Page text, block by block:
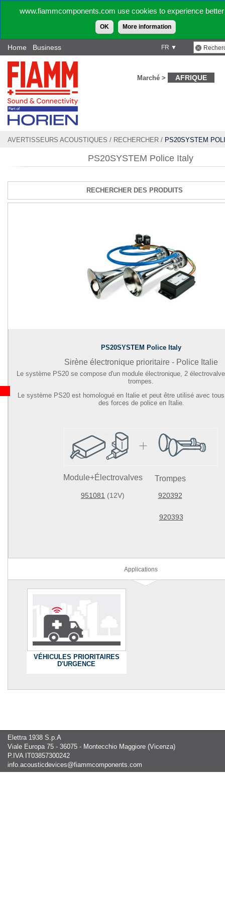
www.fiammcomponents.com use cookies to experience
OK More information
FR ▼
Home Business
Marché > AFRIQUE
AVERTISSEURS ACOUSTIQUES / RECHERCHER / PS20SYSTEM
PS20SYSTEM Police Italy
RECHERCHER DES PRODUITS
PS20SYSTEM Police Italy
Sirène électronique prioritaire - Police Italie
Le système PS20 se compose d'un module électronique, 2
trompes.
Le système PS20 est homologué en Italie et peut être utilisé avec
des forces de police en Italie.
Module+Électrovalves Trompes
951081 (12V) 920392
920393
Applications
VÉHICULES PRIORITAIRES
D'URGENCE
Elettra 1938 S.p.A
Viale Europa 75 - 36075 - Montecchio Maggiore (Vicenza)
P.IVA IT03857300242
info.acousticdevices@fiammcomponents.com